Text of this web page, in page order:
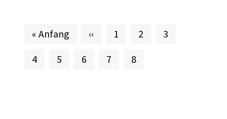
Erste Seite
« Anfang Vorherige Seite
‹‹ Seite
1 Seite
2 Seite
3
Seite
4 Seite
5 Seite
6 Seite
7 Aktuelle Seite
8